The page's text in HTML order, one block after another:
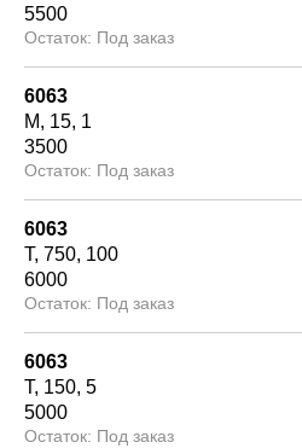
5500
Под заказ
6063
М
15 1
3500
Под заказ
6063
Т 750 100
6000
Под заказ
6063
Т 150 5
5000
Под заказ